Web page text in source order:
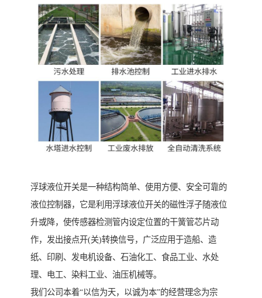
浮球液位开关是一种结构简单、使用方便、安全可靠的
液位控制器，它是利用浮球液位开关的磁性浮子随液位
升或降，使传感器检测管内设定位置的干簧管芯片动
作，发出接点开(关)转换信号，广泛应用于造船、造
纸、印刷、发电机设备、石油化工、食品工业、水处
理、电工、染料工业、油压机械等。
我们公司本着“以信为天，以诚为本”的经营理念为宗